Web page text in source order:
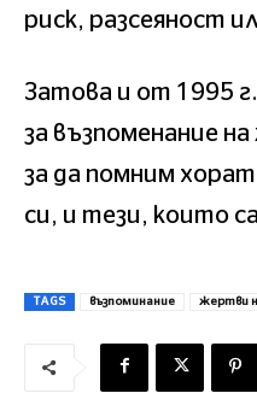
риск, разсеяност
Затова и от 1995
за възпоменание
за да помним
си, и тези, които
TAGS възпоминание жертви